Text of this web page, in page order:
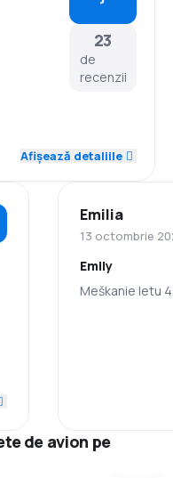
23
de
recenzii
3,2
Afișează detaliile
Emilia
13 octombrie
Emily
Meškanie letu
de avion pe